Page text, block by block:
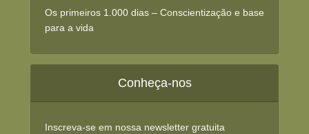
Os primeiros 1.000 dias – Conscientização e base
para a vida
Conheça-nos
Inscreva-se em nossa newsletter gratuita